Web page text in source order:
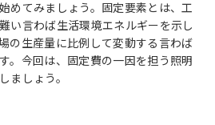
めてみましょう。固定要素とは、工
い言わば生活環境エネルギーを示し
の生産量に比例して変動する言わば
。今回は、固定費の一因を担う照明
ましょう。